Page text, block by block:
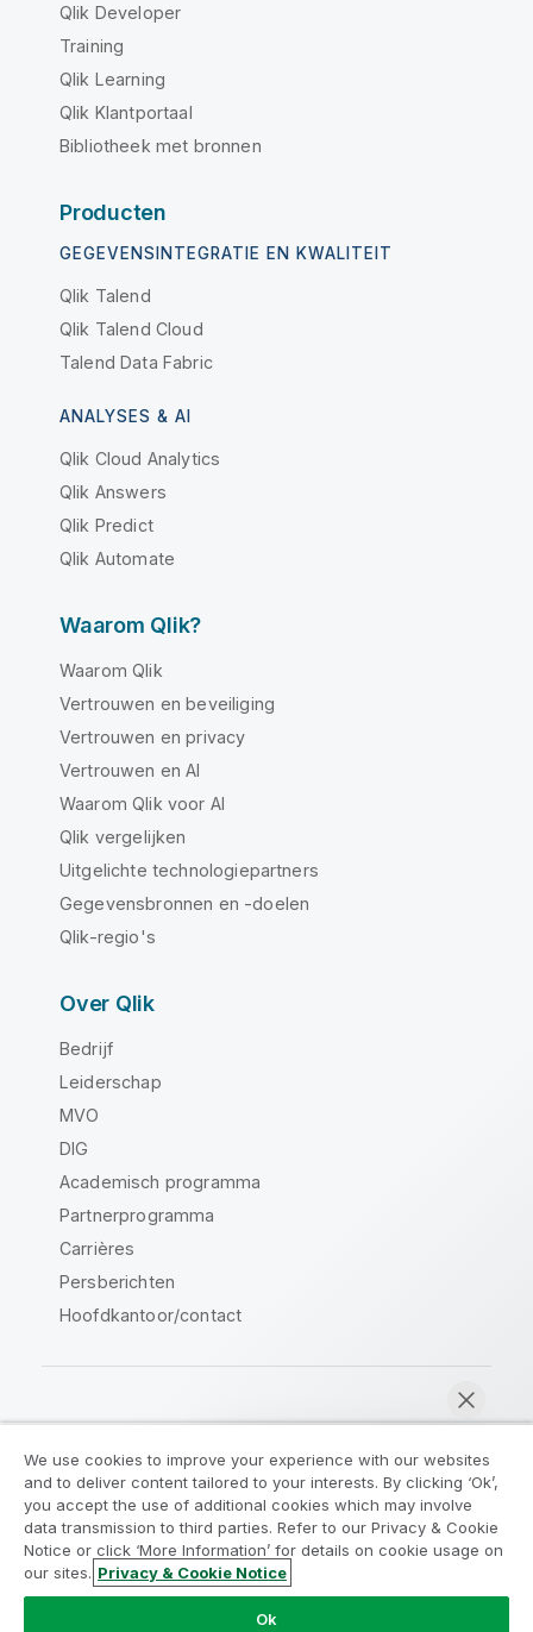
Qlik Developer
Training
Qlik Learning
Qlik Klantportaal
Bibliotheek met bronnen
Producten
GEGEVENSINTEGRATIE EN KWALITEIT
Qlik Talend
Qlik Talend Cloud
Talend Data Fabric
ANALYSES & AI
Qlik Cloud Analytics
Qlik Answers
Qlik Predict
Qlik Automate
Waarom Qlik?
Waarom Qlik
Vertrouwen en beveiliging
Vertrouwen en privacy
Vertrouwen en AI
Waarom Qlik voor AI
Qlik vergelijken
Uitgelichte technologiepartners
Gegevensbronnen en -doelen
Qlik-regio's
Over Qlik
Bedrijf
Leiderschap
MVO
DIG
Academisch programma
Partnerprogramma
Carrières
Persberichten
Hoofdkantoor/contact
Juridische overeenkomsten
Productvoorwaarden
Legal Policies
Legal Policies
Gebruiksvoorwaarden
Handelsmerken
Do Not Share My Info
We use cookies to improve your experience with our websites
and to deliver content tailored to your interests. By clicking ‘Ok’,
you accept the use of additional cookies which may involve
data transmission to third parties. Refer to our Privacy & Cookie
Notice or click ‘More Information’ for details on cookie usage on
our sites. Privacy & Cookie Notice
Ok